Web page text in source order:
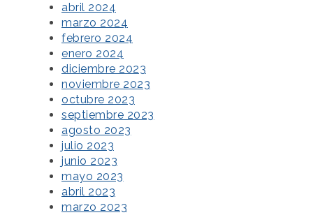
abril 2024
marzo 2024
febrero 2024
enero 2024
diciembre 2023
noviembre 2023
octubre 2023
septiembre 2023
agosto 2023
julio 2023
junio 2023
mayo 2023
abril 2023
marzo 2023